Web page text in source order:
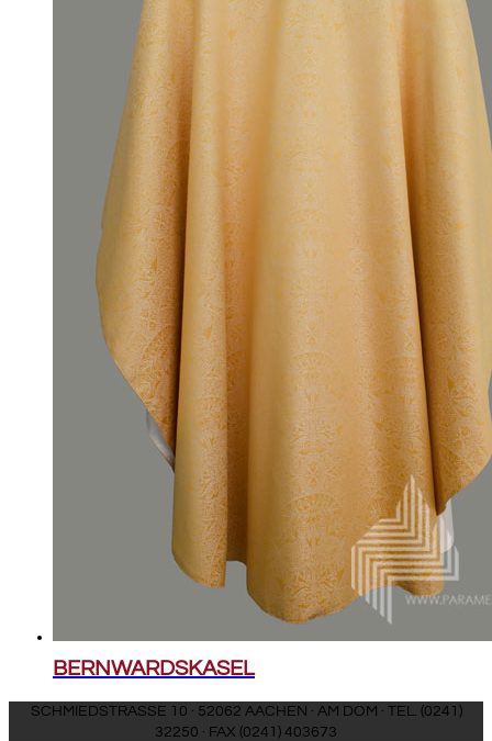
BERNWARDSKASEL
SCHMIEDSTRASSE 10 · 52062 AACHEN · AM DOM · TEL. (0241)
32250 · FAX (0241) 403673